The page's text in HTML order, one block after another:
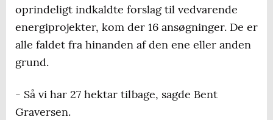
oprindeligt indkaldte forslag til vedvarende
energiprojekter, kom der 16 ansøgninger. De er
alle faldet fra hinanden af den ene eller anden
grund.
- Så vi har 27 hektar tilbage, sagde Bent
Graversen.